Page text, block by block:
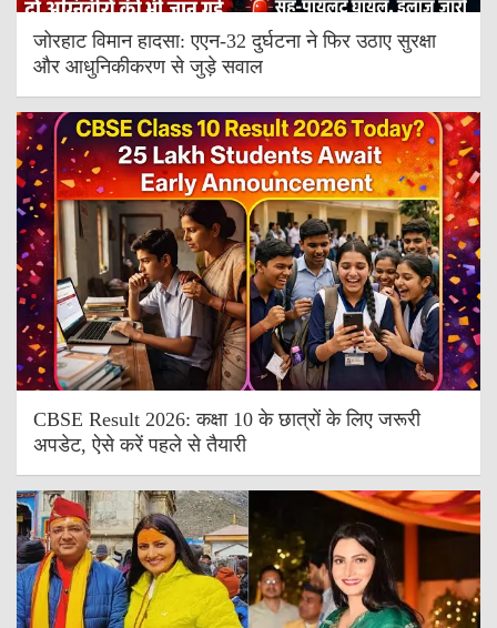
जोरहाट विमान हादसा: एएन-32 दुर्घटना ने फिर उठाए सुरक्षा
और आधुनिकीकरण से जुड़े सवाल
CBSE Result 2026: कक्षा 10 के छात्रों के लिए जरूरी
अपडेट, ऐसे करें पहले से तैयारी